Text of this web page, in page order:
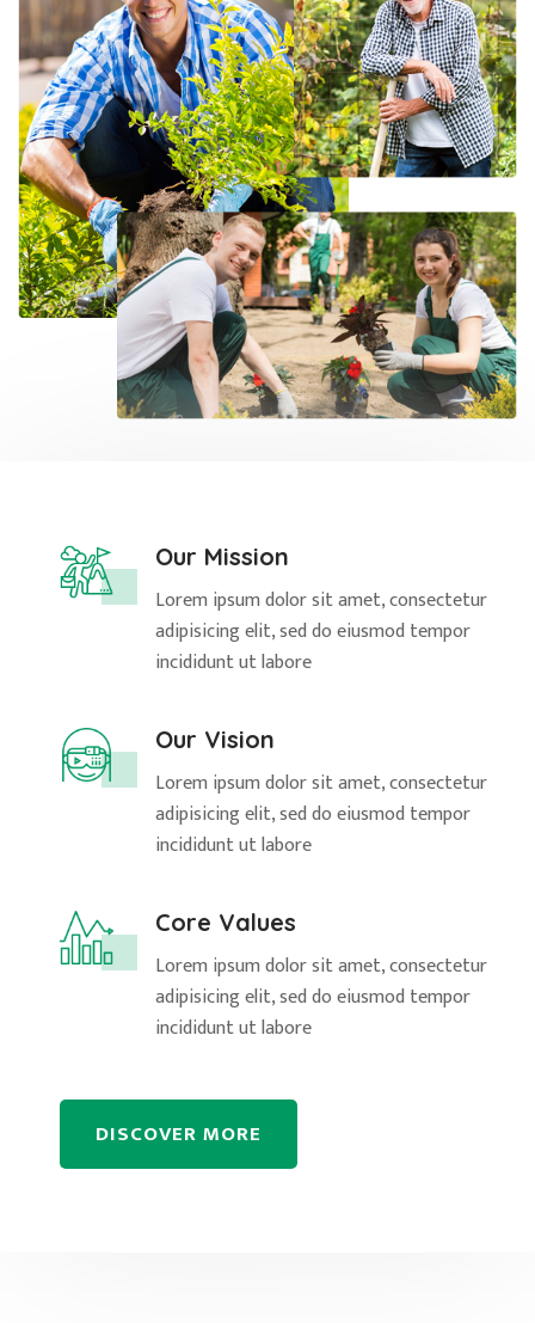
Our Mission
Lorem ipsum dolor sit amet, consectetur
adipisicing elit, sed do eiusmod tempor
incididunt ut labore
Our Vision
Lorem ipsum dolor sit amet, consectetur
adipisicing elit, sed do eiusmod tempor
incididunt ut labore
Core Values
Lorem ipsum dolor sit amet, consectetur
adipisicing elit, sed do eiusmod tempor
incididunt ut labore
DISCOVER MORE